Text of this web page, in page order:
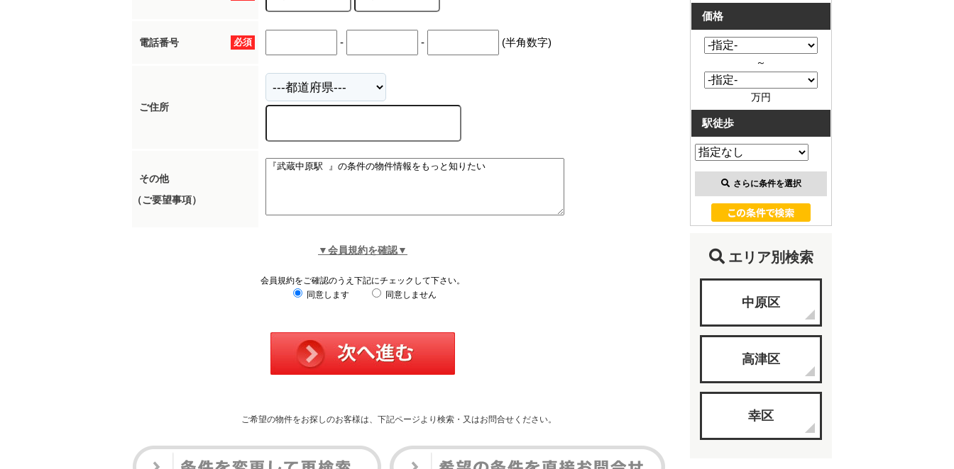
必須
電話番号 - - (半角数字)
ご住所
その他
（ご要望事項）
▼会員規約を確認▼
会員規約をご確認のうえ下記にチェックして下さい。
同意します
同意しません
ご希望の物件をお探しのお客様は、下記ページより検索・又はお問合せください。
価格
～
万円
駅徒歩
さらに条件を選択
エリア別検索
中原区
高津区
幸区